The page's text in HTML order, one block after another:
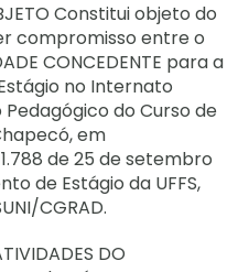
Constitui objeto do
compromisso entre o
CONCEDENTE para a
no Internato
do Curso de
em
de 25 de setembro
de Estágio da UFFS,
CGRAD.
DO